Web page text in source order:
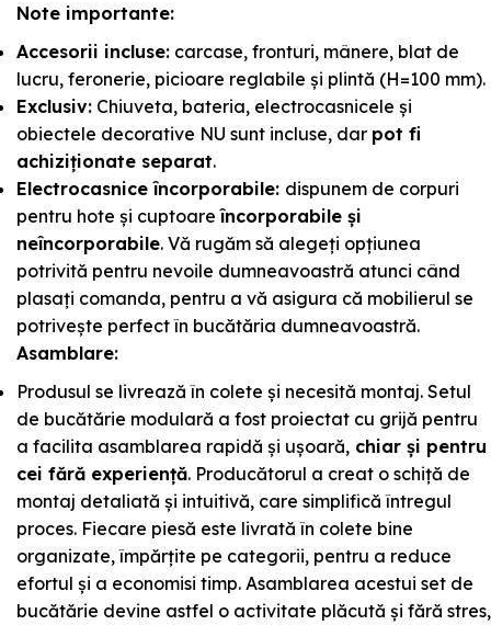
Note importante:
Accesorii incluse: carcase, fronturi, mânere, blat de
lucru, feronerie, picioare reglabile și plintă (H=100 mm).
Exclusiv: Chiuveta, bateria, electrocasnicele și
obiectele decorative NU sunt incluse, dar pot fi
achiziționate separat.
Electrocasnice încorporabile: dispunem de corpuri
pentru hote și cuptoareîncorporabile și
neîncorporabile. Vă rugăm să alegeți opțiunea
potrivită pentru nevoile dumneavoastră atunci când
plasați comanda, pentru a vă asigura că mobilierul se
potrivește perfect în bucătăria dumneavoastră.
Asamblare:
Produsul se livrează în colete și necesită montaj. Setul
de bucătărie modulară a fost proiectat cu grijă pentru
a facilita asamblarea rapidă și ușoară, chiar și pentru
cei fără experiență. Producătorul a creat o schiță de
montaj detaliată și intuitivă, care simplifică întregul
proces. Fiecare piesă este livrată în colete bine
organizate, împărțite pe categorii, pentru a reduce
efortul și a economisi timp. Asamblarea acestui set de
bucătărie devine astfel o activitate plăcută și fără stres,